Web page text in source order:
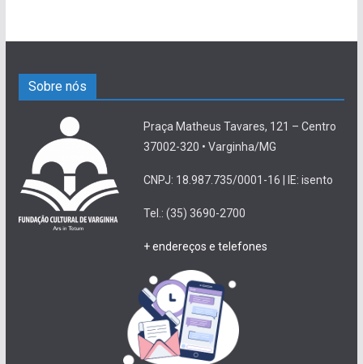
Sobre nós
Praça Matheus Tavares, 121 – Centro
37002-320 • Varginha/MG
CNPJ: 18.987.735/0001-16 | IE: isento
Tel.: (35) 3690-2700
+ endereços e telefones